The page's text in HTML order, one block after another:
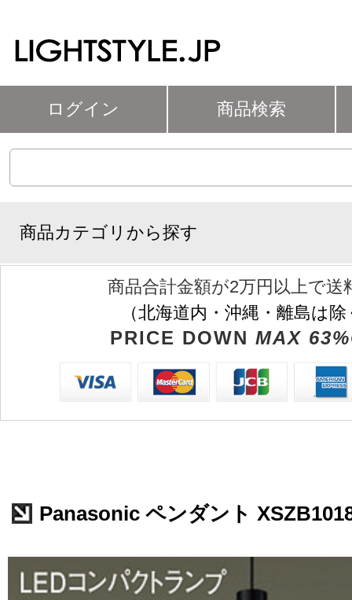
ログイン 商品検索
商品カテゴリから探す
商品合計金額が2万円以上で送
（北海道内・沖縄・離島は
PRICE DOWN MAX
Panasonic ペンダント